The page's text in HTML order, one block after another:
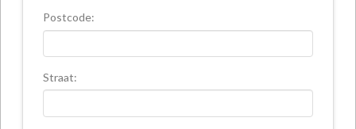
Postcode:
Straat: